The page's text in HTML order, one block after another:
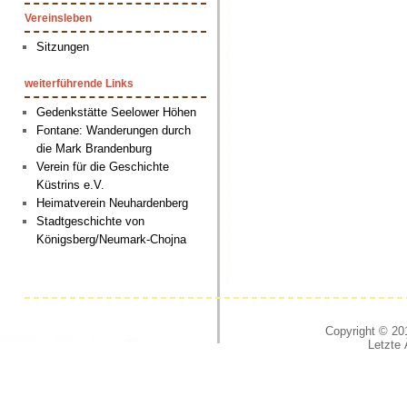
Vereinsleben
Sitzungen
weiterführende Links
Gedenkstätte Seelower Höhen
Fontane: Wanderungen durch
die Mark Brandenburg
Verein für die Geschichte
Küstrins e.V.
Heimatverein Neuhardenberg
Stadtgeschichte von
Königsberg/Neumark-Chojna
Copyright ©
Letzte